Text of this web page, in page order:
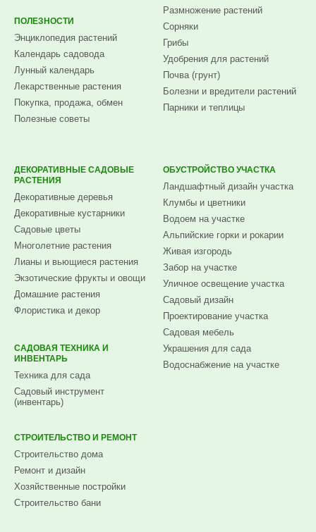
ПОЛЕЗНОСТИ
Энциклопедия растений
Календарь садовода
Лунный календарь
Лекарственные растения
Покупка, продажа, обмен
Полезные советы
Размножение растений
Сорняки
Грибы
Удобрения для растений
Почва (грунт)
Болезни и вредители растений
Парники и теплицы
ДЕКОРАТИВНЫЕ САДОВЫЕ
РАСТЕНИЯ
Декоративные деревья
Декоративные кустарники
Садовые цветы
Многолетние растения
Лианы и вьющиеся растения
Экзотические фрукты и овощи
Домашние растения
Флористика и декор
САДОВАЯ ТЕХНИКА И
ИНВЕНТАРЬ
Техника для сада
Садовый инструмент
(инвентарь)
ОБУСТРОЙСТВО УЧАСТКА
Ландшафтный дизайн участка
Клумбы и цветники
Водоем на участке
Альпийские горки и рокарии
Живая изгородь
Забор на участке
Уличное освещение участка
Садовый дизайн
Проектирование участка
Садовая мебель
Украшения для сада
Водоснабжение на участке
СТРОИТЕЛЬСТВО И РЕМОНТ
Строительство дома
Ремонт и дизайн
Хозяйственные постройки
Строительство бани